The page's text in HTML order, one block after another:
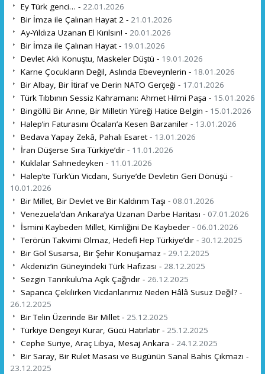
Ey Türk genci… - 22.01.2026
Bir İmza ile Çalınan Hayat 2 - 21.01.2026
Ay-Yıldıza Uzanan El Kırılsın! - 20.01.2026
Bir İmza ile Çalınan Hayat - 19.01.2026
Devlet Aklı Konuştu, Maskeler Düştü - 19.01.2026
Karne Çocukların Değil, Aslında Ebeveynlerin - 18.01.2026
Bir Albay, Bir İtiraf ve Derin NATO Gerçeği - 17.01.2026
Türk Tıbbının Sessiz Kahramanı: Ahmet Hilmi Paşa - 15.01.2026
Bingöllü Bir Anne, Bir Milletin Yüreği Hatice Belgin - 15.01.2026
Halep’in Faturasını Öcalan’a Kesen Barzaniler - 13.01.2026
Bedava Yapay Zekâ, Pahalı Esaret - 13.01.2026
İran Düşerse Sıra Türkiye’dir - 11.01.2026
Kuklalar Sahnedeyken - 11.01.2026
Halep’te Türk’ün Vicdanı, Suriye’de Devletin Geri Dönüşü -
10.01.2026
Bir Millet, Bir Devlet ve Bir Kaldırım Taşı - 08.01.2026
Venezuela’dan Ankara’ya Uzanan Darbe Haritası - 07.01.2026
İsmini Kaybeden Millet, Kimliğini De Kaybeder - 06.01.2026
Terörün Takvimi Olmaz, Hedefi Hep Türkiye’dır - 30.12.2025
Bir Göl Susarsa, Bir Şehir Konuşamaz - 29.12.2025
Akdeniz’in Güneyindeki Türk Hafızası - 28.12.2025
Sezgin Tanrıkulu’na Açık Çağrıdır - 26.12.2025
Sapanca Çekilirken Vicdanlarımız Neden Hâlâ Susuz Değil? -
26.12.2025
Bir Telin Üzerinde Bir Millet - 25.12.2025
Türkiye Dengeyi Kurar, Gücü Hatırlatır - 25.12.2025
Cephe Suriye, Araç Libya, Mesaj Ankara - 24.12.2025
Bir Saray, Bir Rulet Masası ve Bugünün Sanal Bahis Çıkmazı -
23.12.2025